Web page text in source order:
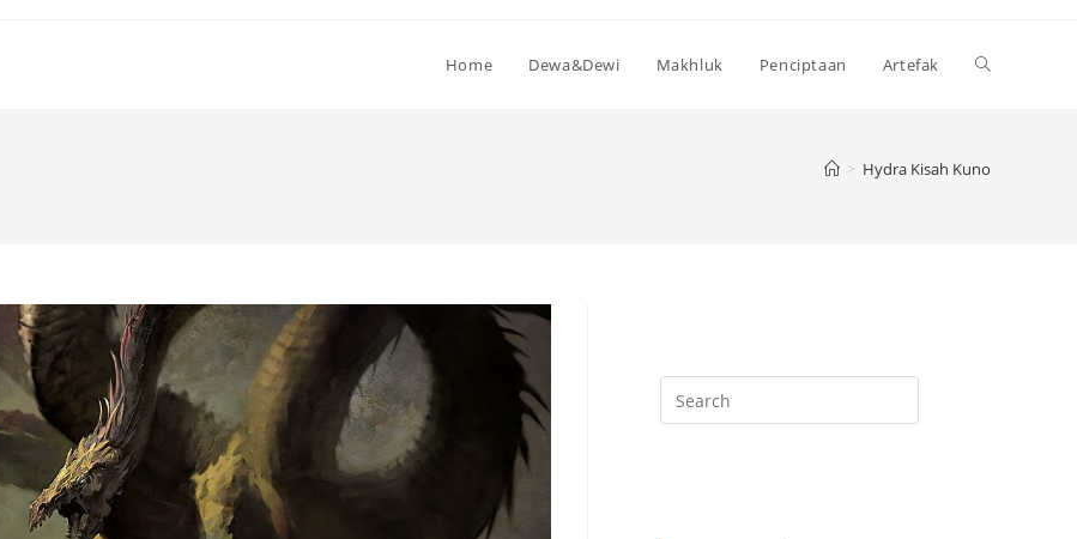
Home Dewa&Dewi Makhluk Penciptaan Artefak Toggle
> Hydra Kisah Kuno